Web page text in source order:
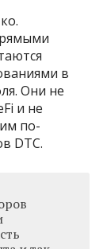
в
Они не
и не
по-
DTC.